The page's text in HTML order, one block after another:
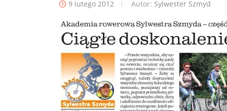
9 lutego 2012 Autor: Sylwester Szmyd